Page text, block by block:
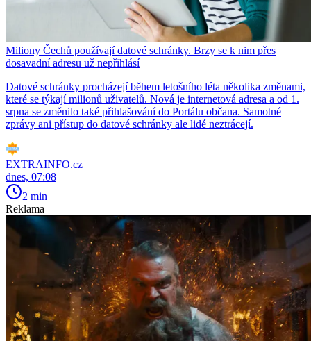
Miliony Čechů používají datové schránky. Brzy se k nim přes
dosavadní adresu už nepřihlásí
Datové schránky procházejí během letošního léta několika změnami,
které se týkají milionů uživatelů. Nová je internetová adresa a od 1.
srpna se změnilo také přihlašování do Portálu občana. Samotné
zprávy ani přístup do datové schránky ale lidé neztrácejí.
EXTRAINFO.cz
dnes, 07:08
2 min
Reklama